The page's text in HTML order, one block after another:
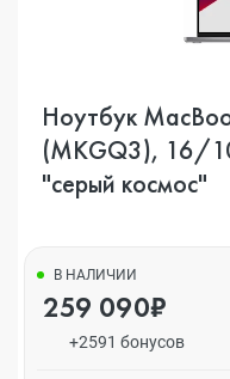
Ноутбук
(MKGQ3), 16/
"серый космос"
В НАЛИЧИИ
259 090₽
+2591 бонусов